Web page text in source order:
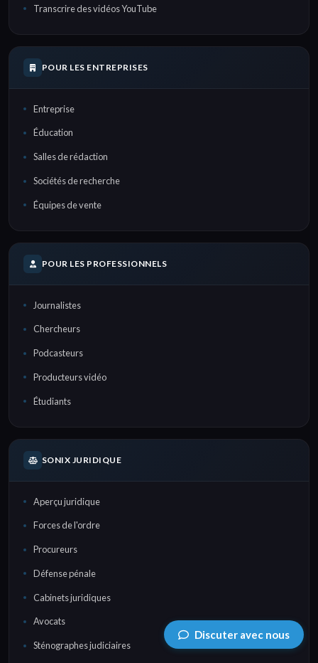
Transcrire des vidéos YouTube
POUR LES ENTREPRISES
Entreprise
Éducation
Salles de rédaction
Sociétés de recherche
Équipes de vente
POUR LES PROFESSIONNELS
Journalistes
Chercheurs
Podcasteurs
Producteurs vidéo
Étudiants
SONIX JURIDIQUE
Aperçu juridique
Forces de l'ordre
Procureurs
Défense pénale
Cabinets juridiques
Avocats
Sténographes judiciaires
Discuter avec nous